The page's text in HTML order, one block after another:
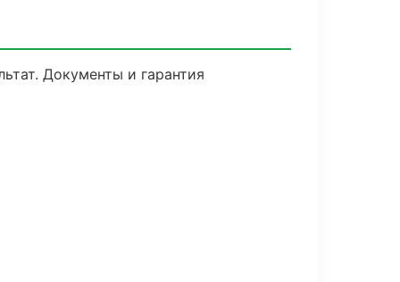
Документы и гарантия